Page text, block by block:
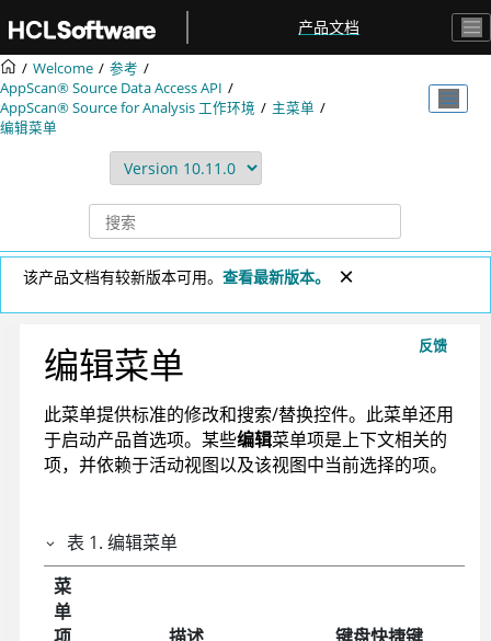
产品文档
Welcome
参考
AppScan® Source Data Access API
AppScan® Source for Analysis 工作环境
主菜单
编辑菜单
该产品文档有较新版本可用。 查看最新版本。
反馈
编辑菜单
此菜单提供标准的修改和搜索/替换控件。此菜单还用
于启动产品首选项。某些编辑菜单项是上下文相关的
项，并依赖于活动视图以及该视图中当前选择的项。
表 1.编辑菜单
菜
单
项
描述
键盘快捷键